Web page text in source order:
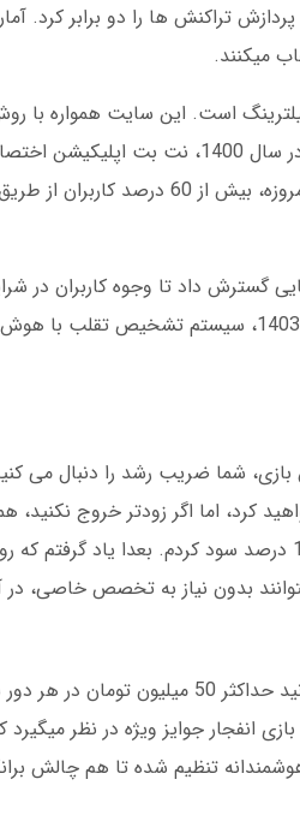
است. این سایت همواره با
و ارائه لینک مستقیم، توانسته دسترسی کاربران را
حرکت، گامی بزرگ در جهت کاهش وابستگی به
اروپایی گسترش داد تا وجوه کاربران
اعتماد بینالمللی به این پلتفرم را افزایش داد. همچنین، در
شما ضریب رشد را دنبال می
اما اگر زودتر خروج نکنید،
باری که بازی انفجار را امتحان کردم، سریع کلیک کردم و فقط 10 درصد
بدون نیاز به تخصص خاصی،
انفجار جوایز ویژه در نظر
تنظیم شده تا هم چالش